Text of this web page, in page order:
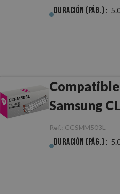
Duración (pág.) :
Compatible
Samsung
M503L
Magenta
Ref.: CCSMM503L
Duración (pág.) :